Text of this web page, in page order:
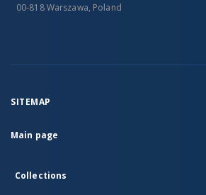
00-818 Warszawa, Poland
SITEMAP
Main page
Collections